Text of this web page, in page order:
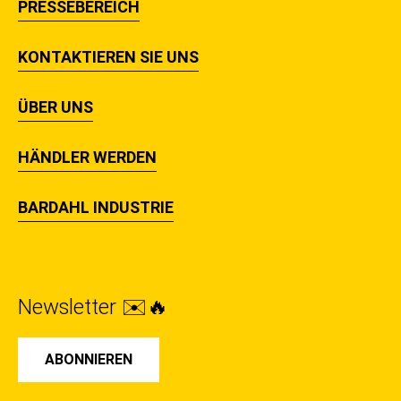
PRESSEBEREICH
KONTAKTIEREN SIE UNS
ÜBER UNS
HÄNDLER WERDEN
BARDAHL INDUSTRIE
Newsletter ✉️🔥
ABONNIEREN